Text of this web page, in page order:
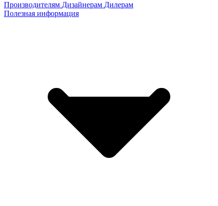
Производителям Дизайнерам Дилерам
Полезная информация